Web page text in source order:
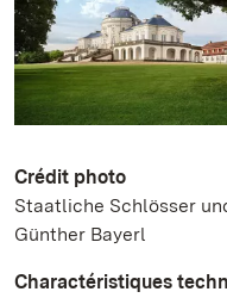
Crédit photo
Staatliche Schlösser
Günther Bayerl
Charactéristiques